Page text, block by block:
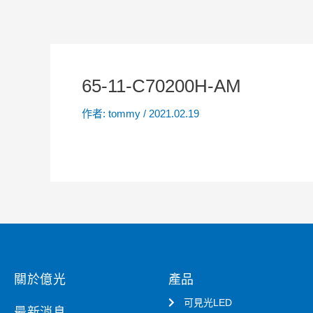
65-11-C70200H-AM
作者: tommy / 2021.02.19
關於億光 產品
可見光LED